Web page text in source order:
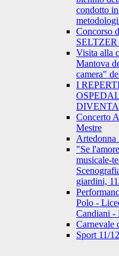
condotto
Concorso
SELTZER
Visita alla
Mantova
camera"
I
Concerto
Mestre
"Se
musicale-
giardini,
Polo -
Candiani -
Carnevale
Sport 11/12